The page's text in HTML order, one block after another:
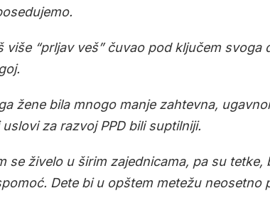
više “prljav veš” čuvao pod ključem svoga
žene bila mnogo manje zahtevna,
za razvoj PPD bili suptilniji.
se živelo u širim zajednicama, pa su tetke,
Dete bi u opštem metežu neosetno